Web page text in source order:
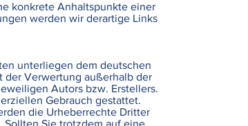
konkrete Anhaltspunkte einer
werden wir derartige Links
unterliegen dem deutschen
der Verwertung außerhalb der
Autors bzw. Erstellers.
Gebrauch gestattet.
die Urheberrechte Dritter
Sie trotzdem auf eine